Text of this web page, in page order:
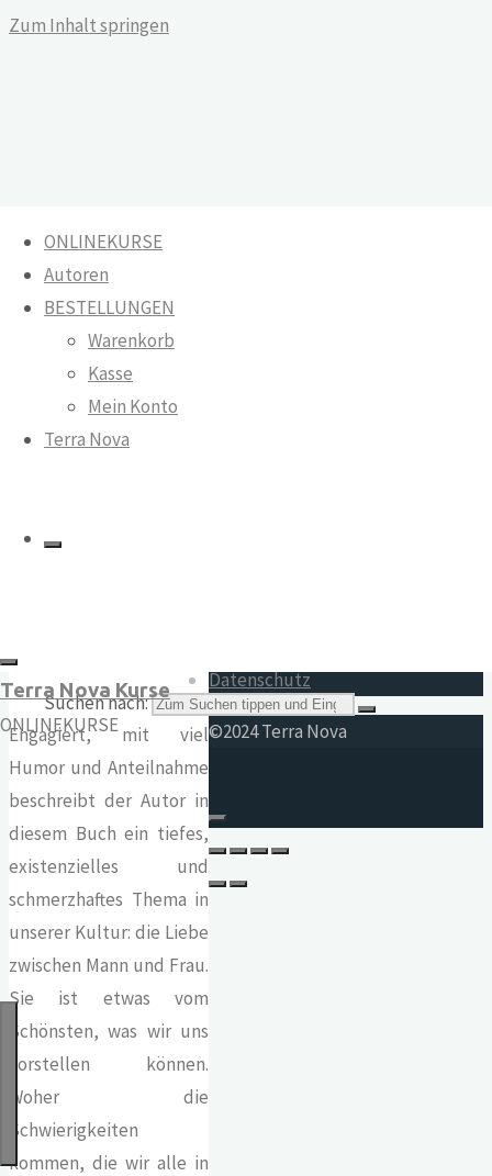
Zum Inhalt springen
ONLINEKURSE
Autoren
BESTELLUNGEN
Warenkorb
Kasse
Mein Konto
Terra Nova
Suchen nach:
Terra Nova Kurse
ONLINEKURSE
Der unerlöste Eros
Der unerlöste
Eros
Duhm
Engagiert, mit viel
Humor und Anteilnahme
beschreibt der Autor in
diesem Buch ein tiefes,
existenzielles und
schmerzhaftes Thema in
unserer Kultur: die Liebe
zwischen Mann und Frau.
Sie ist etwas vom
Schönsten, was wir uns
vorstellen können.
Woher die
Schwierigkeiten
kommen, die wir alle in
Datenschutz
©2024 Terra Nova